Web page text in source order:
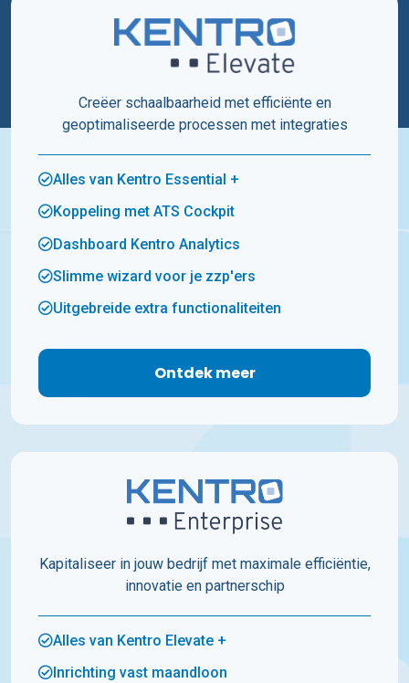
Creëer schaalbaarheid met efficiënte en
geoptimaliseerde processen met integraties
Alles van Kentro Essential +
Koppeling met ATS Cockpit
Dashboard Kentro Analytics
Slimme wizard voor je zzp'ers
Uitgebreide extra functionaliteiten
Ontdek meer
Kapitaliseer in jouw bedrijf met maximale efficiëntie,
innovatie en partnerschip
Alles van Kentro Elevate +
Inrichting vast maandloon